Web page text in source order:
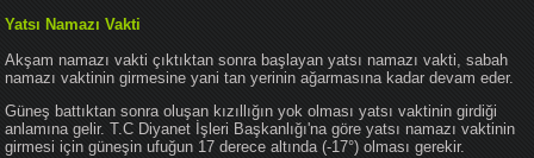
Yatsı Namazı Vakti
Akşam namazı vakti çıktıktan sonra başlayan yatsı namazı vakti, sabah
namazı vaktinin girmesine yani tan yerinin ağarmasına kadar devam eder.
Güneş battıktan sonra oluşan kızıllığın yok olması yatsı vaktinin girdiği
anlamına gelir. T.C Diyanet İşleri Başkanlığı'na göre yatsı namazı vaktinin
girmesi için güneşin ufuğun 17 derece altında (-17°) olması gerekir.